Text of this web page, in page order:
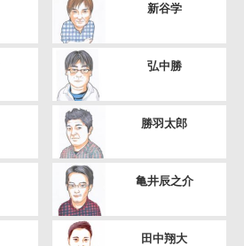
新谷学
弘中勝
勝羽太郎
亀井辰之介
田中翔大